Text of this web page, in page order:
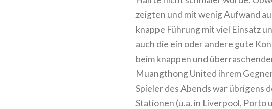
zeigten und mit wenig Aufwand
knappe Führung mit viel Einsatz
auch die ein oder andere gute
beim knappen und
Muangthong United ihrem
Spieler des Abends war übrigens
Stationen (u.a. in Liverpool, Porto